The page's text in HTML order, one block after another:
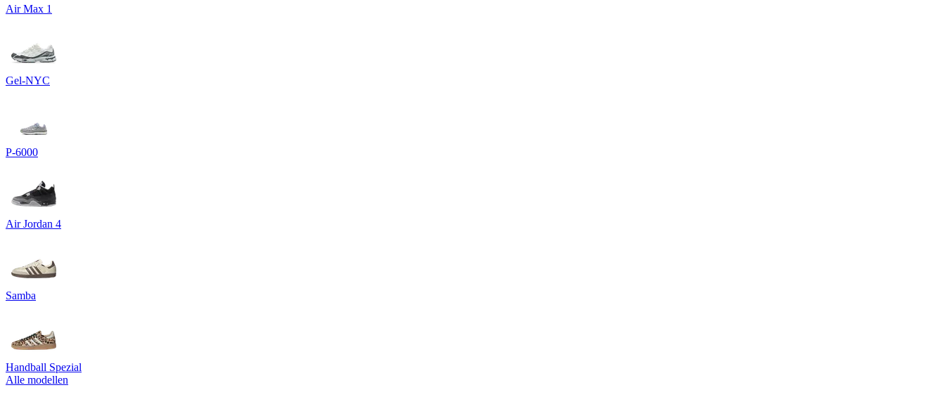
Air Max 1
Gel-NYC
P-6000
Air Jordan 4
Samba
Handball Spezial
Alle modellen